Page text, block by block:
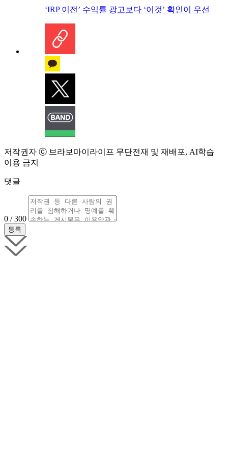
‘IRP 이전’ 수익률 광고보다 ‘이것’ 확인이 우선
저작권자 ⓒ 브라보마이라이프 무단전재 및 재배포, AI학습
이용 금지
댓글
0 / 300